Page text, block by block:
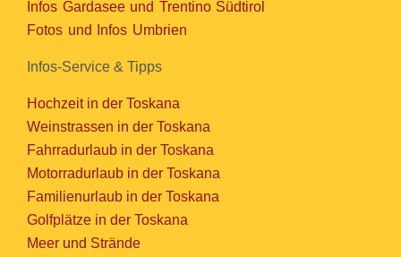
Infos Gardasee und Trentino Südtirol
Fotos und Infos Umbrien
Infos-Service & Tipps
Hochzeit in der Toskana
Weinstrassen in der Toskana
Fahrradurlaub in der Toskana
Motorradurlaub in der Toskana
Familienurlaub in der Toskana
Golfplätze in der Toskana
Meer und Strände